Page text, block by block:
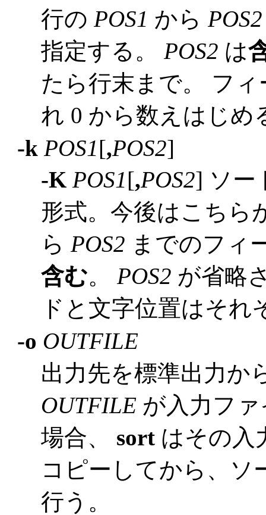
行のPOS1 からPOS2
指定する。POS2 は
たら行末まで。 フ
れ 0 から数えはじめ
-k POS1[,POS2]
-K POS1[,POS2] ソー
形式。今後はこちら
らPOS2 までのフィ
含む。POS2 が省略
ドと文字位置はそ
-o OUTFILE
出力先を標準出力か
OUTFILE が入力フ
場合、 sort はその入
コピーしてから、ソ
行う。